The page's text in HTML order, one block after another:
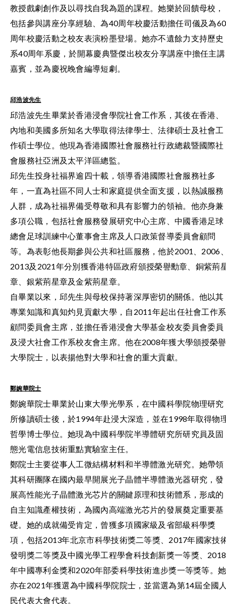
教授戲劇創作及以尋找自我為題的課程。她樂於回饋母校，
包括參與講座分享經驗、為40周年校慶活動擔任司儀及為60
周年校慶活動之校友表演粉墨登場。她亦不遺餘力支持歷史
系40周年系慶，於開幕慶典暨傑出校友分享講座中擔任主講
嘉賓，並為慶祝晚會編導短劇。
邱浩波先生
邱浩波先生畢業於香港浸會學院社會工作系，其後在香港、
內地和美國多所知名大學取得法律學士、法律碩士及社會工
作碩士學位。他現為香港國際社會服務社行政總裁暨國際社
會服務社亞洲及太平洋區總監。
邱先生投身社福界逾四十載，領導香港國際社會服務社多
年，一直為社區不同人士和家庭提供全面支援，以熱誠服務
人群，成為社福界備受尊敬和具有影響力的領袖。他亦身兼
多項公職，包括社會服務發展研究中心主席、中國香港足球
總會足球訓練中心董事會主席及人口政策督導委員會顧問
等。為表彰他長期參與公共和社區服務，他於2001、2006
2013及2021年分別獲香港特區政府頒授榮譽勳章、銅紫荊
章、銀紫荊星章及金紫荊星章。
自畢業以來，邱先生與母校保持著深厚密切的關係。他以其
專業知識和真知灼見貢獻大學，自2011年起出任社會工作系
顧問委員會主席，並擔任香港浸會大學基金校友委員會委員
及浸大社會工作系校友會主席。他在2008年獲大學頒授榮譽
大學院士，以表揚他對大學和社會的重大貢獻。
鄭婉華院士
鄭婉華院士畢業於山東大學光學系，在中國科學院物理研究
所修讀碩士後，於1994年赴浸大深造，並在1998年取得物
哲學博士學位。她現為中國科學院半導體研究所研究員及固
態光電信息技術重點實驗室主任。
鄭院士主要從事人工微結構材料和半導體激光研究。她帶領
其科研團隊在國內最早開展光子晶體半導體激光器研究，發
展高性能光子晶體激光芯片的關鍵原理和技術體系，形成的
自主知識產權技術，為國內高端激光芯片的發展奠定重要基
礎。她的成就備受肯定，曾獲多項國家級及省部級科學獎
項，包括2013年北京市科學技術獎二等獎、2017年國家技
發明獎二等獎及中國光學工程學會科技創新獎一等獎、2018
年中國專利金獎和2020年部委科學技術進步獎一等獎等。她
亦在2021年獲選為中國科學院院士，並當選為第14屆全國
民代表大會代表。